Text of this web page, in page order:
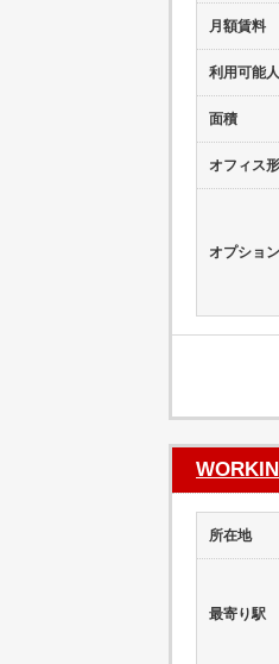
月額賃料
利用可能
面積
オフィス
オプション
所在地
最寄り駅